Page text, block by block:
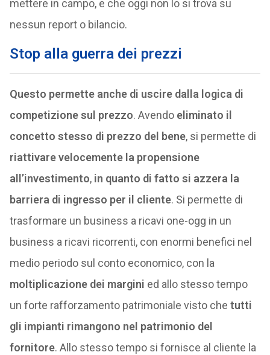
mettere in campo, e che oggi non lo si trova su
nessun report o bilancio.
Stop alla guerra dei prezzi
Questo permette anche di uscire dalla logica di
competizione sul prezzo. Avendoeliminato il
concetto stesso di prezzo del bene, si permette di
riattivare velocemente la propensione
all’investimento,in quanto di fatto si azzera la
barriera di ingresso per il cliente. Si permette di
trasformare un business a ricavi one-ogg in un
business a ricavi ricorrenti, con enormi benefici nel
medio periodo sul conto economico, con la
moltiplicazione dei margini ed allo stesso tempo
un forte rafforzamento patrimoniale visto che tutti
gli impianti rimangono nel patrimonio del
fornitore. Allo stesso tempo si fornisce al cliente la